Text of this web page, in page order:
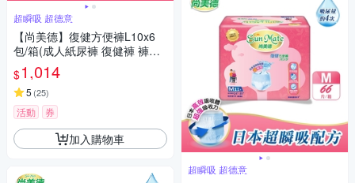
超瞬吸 超德意
【尚美德】復健方便褲L10x6
包/箱(成人紙尿褲 復健褲 褲型
紙尿褲)
$1,014
5 (25)
活動 券
加入購物車
超瞬吸 超德意